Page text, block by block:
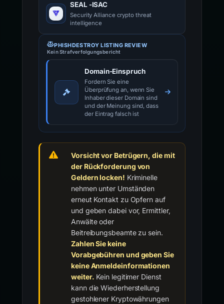
SEAL -ISAC
Security Alliance crypto threat
intelligence
PHISHDESTROY LISTING REVIEW
Kein Strafverfolgungsbericht
Domain-Einspruch
Fordern Sie eine
Überprüfung an, wenn Sie
Inhaber dieser Domain sind
und der Meinung sind, dass
der Eintrag falsch ist
Vorsicht vor Betrügern, die mit
der Rückforderung von
Geldern locken! Kriminelle
nehmen unter Umständen
erneut Kontakt zu Opfern auf
und geben dabei vor, Ermittler,
Anwälte oder
Beitreibungsbeamte zu sein.
Zahlen Sie keine
Vorabgebühren und geben Sie
keine Anmeldeinformationen
weiter. Kein legitimer Dienst
kann die Wiederherstellung
gestohlener Kryptowährungen